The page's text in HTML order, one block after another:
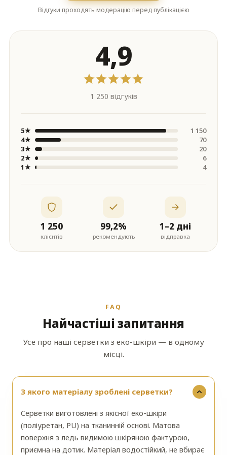
Відгуки проходять модерацію перед публікацією
4,9
1 250 відгуків
5★
1 150
4★
70
3★
20
2★
6
1★
4
1 250
клієнтів
99,2%
рекомендують
1–2 дні
відправка
FAQ
Найчастіші запитання
Усе про наші серветки з еко-шкіри — в одному
місці.
З якого матеріалу зроблені серветки?
Серветки виготовлені з якісної еко-шкіри
(поліуретан, PU) на тканинній основі. Матова
поверхня з ледь видимою шкіряною фактурою,
приємна на дотик. Матеріал водостійкий, не вбирає